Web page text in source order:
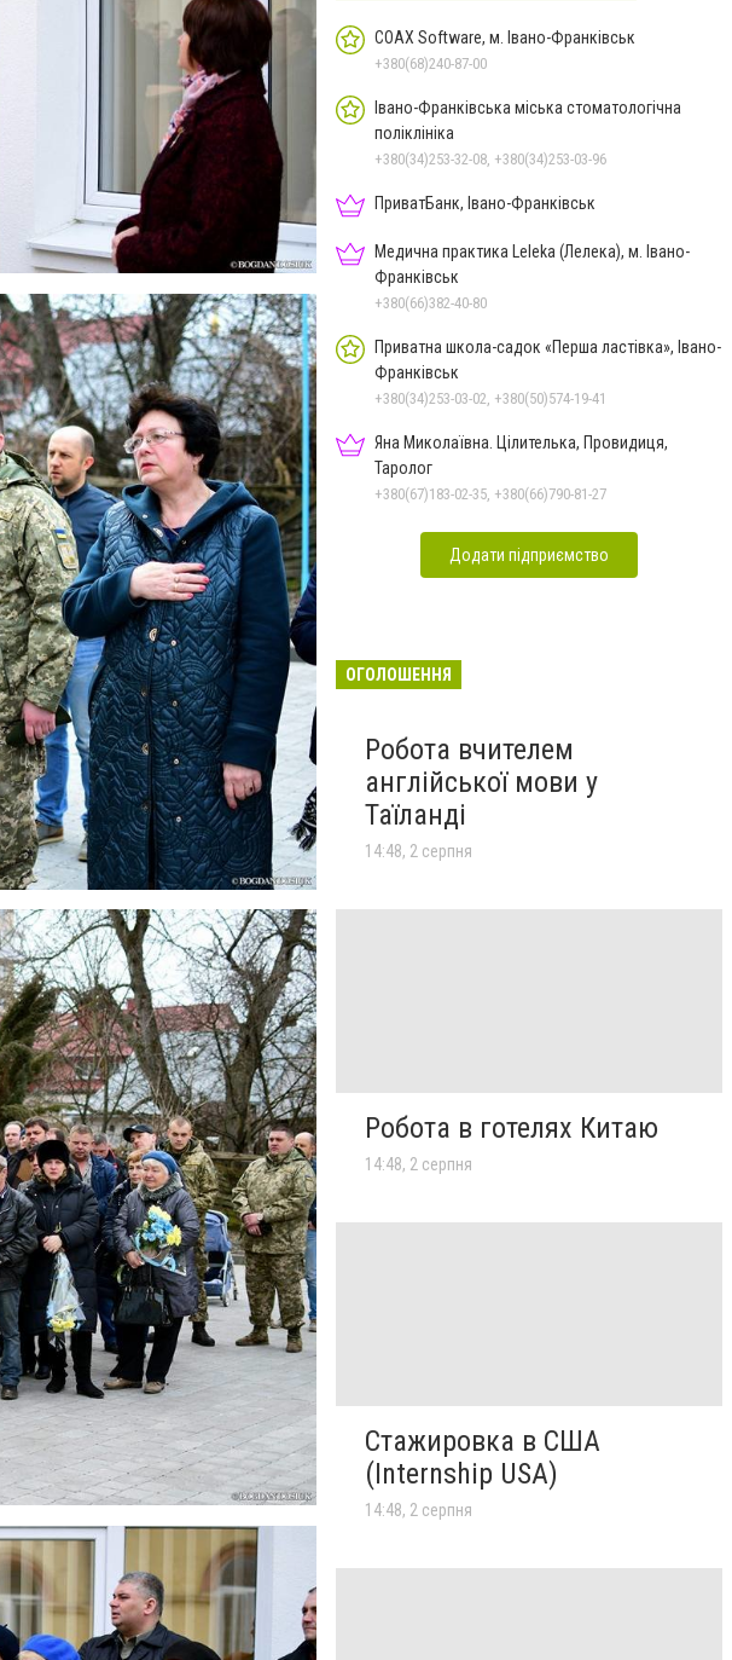
COAX Software, м. Івано-Франківськ
+380(68)240-87-00
Івано-Франківська міська стоматологічна
поліклініка
+380(34)253-32-08, +380(34)253-03-96
ПриватБанк, Івано-Франківськ
Медична практика Leleka (Лелека), м. Івано-
Франківськ
+380(66)382-40-80
Приватна школа-садок «Перша ластівка», Івано-
Франківськ
+380(34)253-03-02, +380(50)574-19-41
Яна Миколаївна. Цілителька, Провидиця,
Таролог
+380(67)183-02-35, +380(66)790-81-27
Додати підприємство
ОГОЛОШЕННЯ
Робота вчителем
англійської мови у
Таїланді
14:48, 2 серпня
Робота в готелях Китаю
14:48, 2 серпня
Стажировка в США
(Internship USA)
14:48, 2 серпня